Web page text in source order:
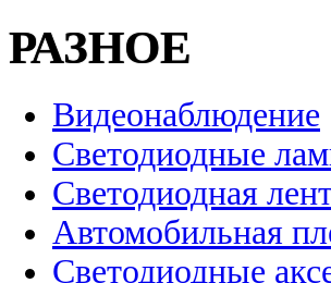
РАЗНОЕ
Видеонаблюдение
Светодиодные
Светодиодная
Автомобильная
Светодиодные